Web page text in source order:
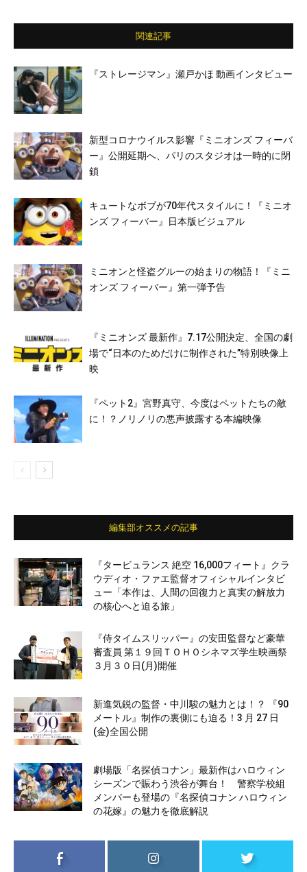
関連記事
『ストレージマン』瀬戸かほ 動画インタビュー
新型コロナウイルス影響『ミニオンズ フィーバ
ー』公開延期へ、パリのスタジオは一時的に閉
鎖
キュートなボブが70年代スタイルに！『ミニオ
ンズ フィーバー』日本版ビジュアル
ミニオンと怪盗グルーの始まりの物語！『ミニ
オンズ フィーバー』第一弾予告
『ミニオンズ 最新作』7.17公開決定、全国の劇
場で“日本のためだけに制作された”特別映像上
映
『ペット2』宮野真守、今度はペットたちの敵
に！？ノリノリの悪声披露する本編映像
編集部オススメの記事
『タービュランス 絶空 16,000フィート』クラ
ウディオ・ファエ監督オフィシャルインタビ
ュー「本作は、人間の回復力と真実の解放力
の核心へと迫る旅」
『侍タイムスリッパー』の安田監督など豪華
審査員 第１９回ＴＯＨＯシネマズ学生映画祭
３月３０日(月)開催
新進気鋭の監督・中川駿の魅力とは！？ 『90
メートル』制作の裏側にも迫る！3 月 27 日
(金)全国公開
劇場版「名探偵コナン」最新作はハロウィン
シーズンで賑わう渋谷が舞台！ 警察学校組
メンバーも登場の『名探偵コナン ハロウィン
の花嫁』の魅力を徹底解説